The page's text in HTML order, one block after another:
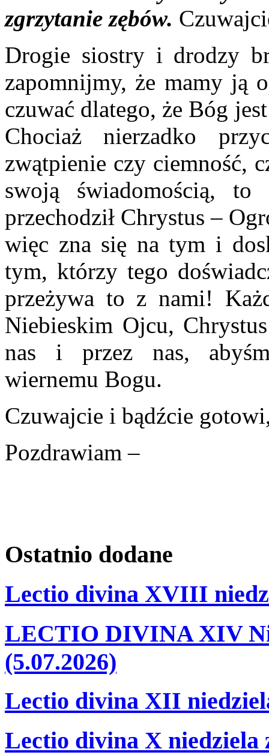
zgrzytanie zębów.
Drogie siostry i drodzy
zapomnijmy, że mamy ją
czuwać dlatego, że Bóg
Chociaż nierzadko
zwątpienie czy ciemność,
swoją świadomością,
przechodził Chrystus –
więc zna się na tym i
tym, którzy tego
przeżywa to z nami!
Niebieskim Ojcu,
nas i przez nas,
wiernemu Bogu.
Czuwajcie i bądźcie
Pozdrawiam –
Ostatnio dodane
Lectio divina XVIII
LECTIO DIVINA XIV
(5.07.2026)
Lectio divina XII
Lectio divina X niedziela